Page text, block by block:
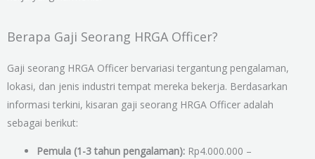
Berapa Gaji Seorang HRGA Officer?
Gaji seorang HRGA Officer bervariasi tergantung pengalaman,
lokasi, dan jenis industri tempat mereka bekerja. Berdasarkan
informasi terkini, kisaran gaji seorang HRGA Officer adalah
sebagai berikut:
Pemula (1-3 tahun pengalaman): Rp4.000.000 –